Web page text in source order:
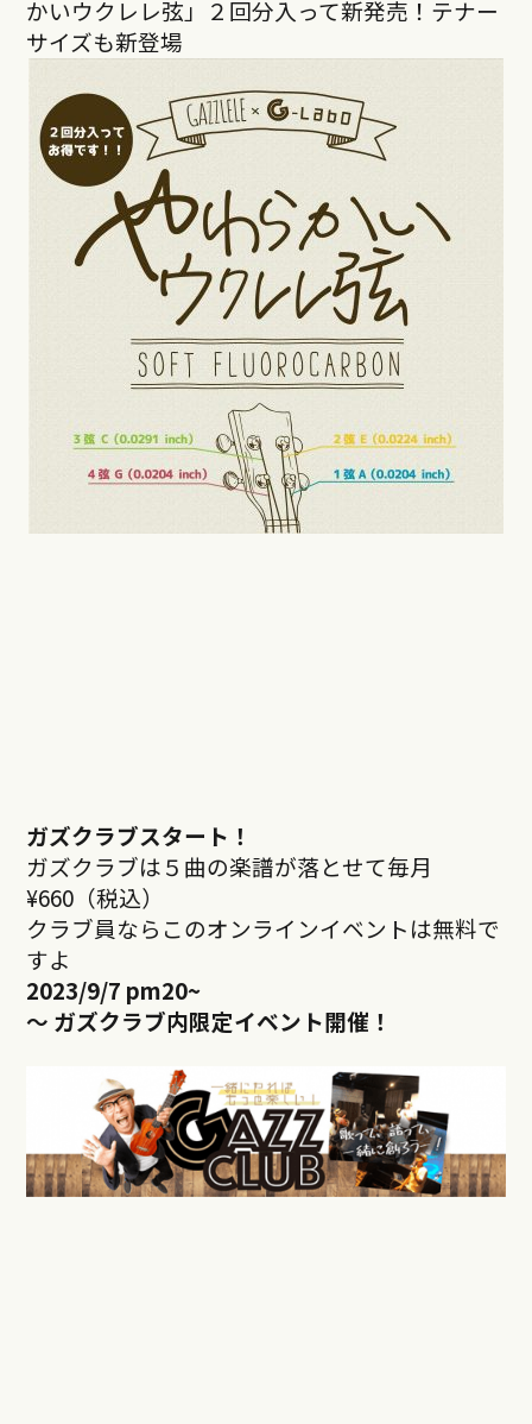
かいウクレレ弦」２回分入って新発売！テナー
サイズも新登場
ガズクラブスタート！
ガズクラブは５曲の楽譜が落とせて毎月
¥660（税込）
クラブ員ならこのオンラインイベントは無料で
すよ
2023/9/7 pm20~
～ ガズクラブ内限定イベント開催！